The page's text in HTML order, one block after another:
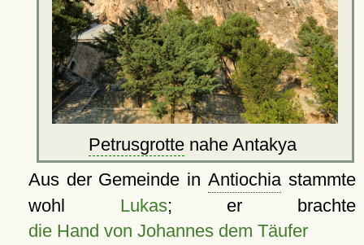
Petrusgrotte nahe Antakya
Aus der Gemeinde inAntiochiastammte
wohl Lukas; er brachte
die Hand von Johannes dem Täufer